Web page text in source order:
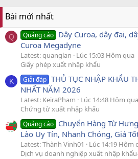
Bài mới nhất
Q Quảng cáo Dây Curoa, dây đai,
Curoa Megadyne
Latest: quanglan
Lúc 15:03 Hôm qua
Giấy phép xuất nhập khẩu
K Giải đáp THỦ TỤC NHẬP KHẨU
NHẤT NĂM 2026
Latest: KeiraPham
Lúc 14:48 Hôm qua
Chứng từ xuất nhập khẩu
Quảng cáo Chuyển Hàng Từ
Lào Uy Tín, Nhanh Chóng, Giá
Latest: Thành Vinh01
Lúc 14:19 Hôm
Dịch vụ doanh nghiệp xuất nhập